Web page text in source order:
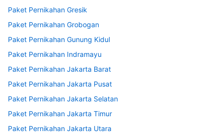
Paket Pernikahan Gresik
Paket Pernikahan Grobogan
Paket Pernikahan Gunung Kidul
Paket Pernikahan Indramayu
Paket Pernikahan Jakarta Barat
Paket Pernikahan Jakarta Pusat
Paket Pernikahan Jakarta Selatan
Paket Pernikahan Jakarta Timur
Paket Pernikahan Jakarta Utara